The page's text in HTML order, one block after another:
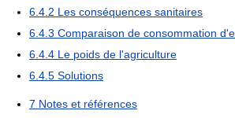
6.4.2 Les conséquences sanitaires
6.4.3 Comparaison de consommation
6.4.4 Le poids de l'agriculture
6.4.5 Solutions
7 Notes et références